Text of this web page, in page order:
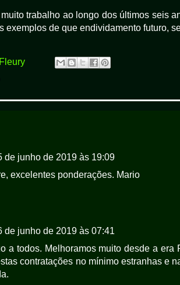
trabalho ao longo dos últimos seis
exemplos de que endividamento futuro,
de junho de 2019 às 19:09
excelentes ponderações. Mario
de junho de 2019 às 07:41
a todos. Melhoramos muito desde a
contratações no mínimo estranhas e